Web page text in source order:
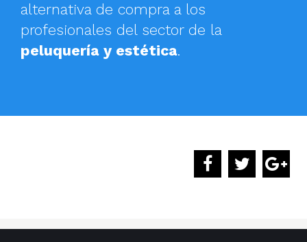
alternativa de compra a los
profesionales del sector de la
peluquería y estética.